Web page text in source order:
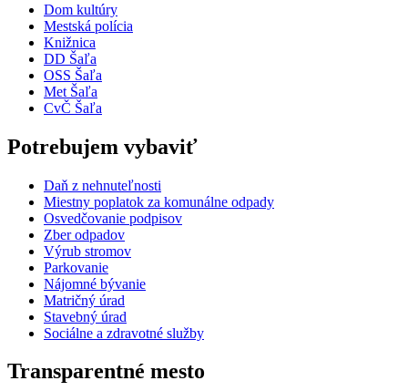
Dom kultúry
Mestská polícia
Knižnica
DD Šaľa
OSS Šaľa
Met Šaľa
CvČ Šaľa
Potrebujem vybaviť
Daň z nehnuteľnosti
Miestny poplatok za komunálne odpady
Osvedčovanie podpisov
Zber odpadov
Výrub stromov
Parkovanie
Nájomné bývanie
Matričný úrad
Stavebný úrad
Sociálne a zdravotné služby
Transparentné mesto